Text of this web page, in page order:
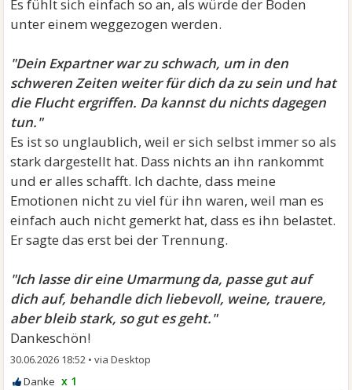
Es fühlt sich einfach so an, als würde der Boden
unter einem weggezogen werden.
"Dein Expartner war zu schwach, um in den
schweren Zeiten weiter für dich da zu sein und hat
die Flucht ergriffen. Da kannst du nichts dagegen
tun."
Es ist so unglaublich, weil er sich selbst immer so als
stark dargestellt hat. Dass nichts an ihn rankommt
und er alles schafft. Ich dachte, dass meine
Emotionen nicht zu viel für ihn waren, weil man es
einfach auch nicht gemerkt hat, dass es ihn belastet.
Er sagte das erst bei der Trennung.
"Ich lasse dir eine Umarmung da, passe gut auf
dich auf, behandle dich liebevoll, weine, trauere,
aber bleib stark, so gut es geht."
Dankeschön!
30.06.2026 18:52 •
x 1